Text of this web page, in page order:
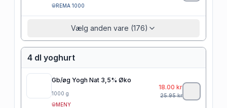
REMA 1000
Vælg anden vare (176)
4 dl yoghurt
Gb/øg Yogh Nat 3,5% Øko
1000 g
MENY
18.00 kr
25.95kr